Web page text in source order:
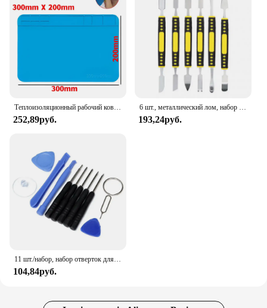
Теплоизоляционный рабочий коврик, термостойкая паяльная станция, ремонтная изоляционная изоляционная подушка, платформа для обслуживания, паяльный коврик
252,89руб.
6 шт., металлический лом, набор инструментов для ремонта открытия, для мобильного телефона, ноутбука, две головки, металлический лопатка, наборы домашних ручных инструментов
193,24руб.
11 шт./набор, набор отверток для экрана мобильных телефонов
104,84руб.